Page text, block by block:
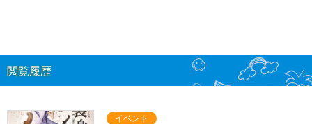
閲覧履歴